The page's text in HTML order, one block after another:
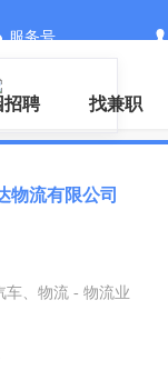
服务号
招聘 找兼职
物流有限公司
车、物流 - 物流业